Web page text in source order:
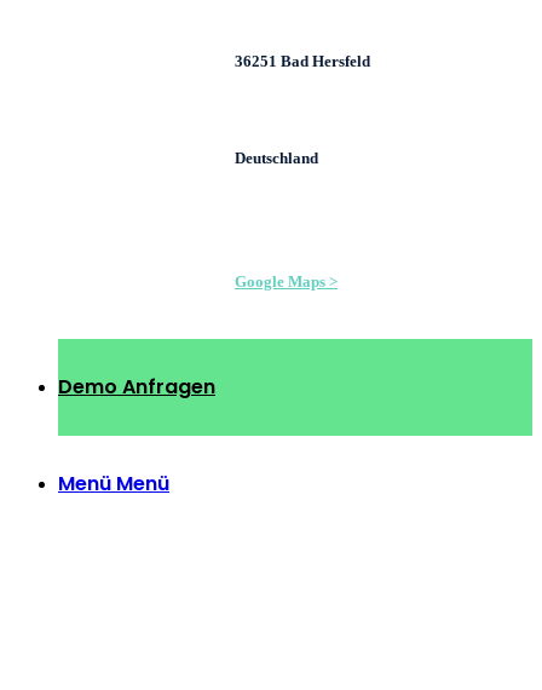
36251 Bad Hersfeld
Deutschland
Google Maps >
Demo Anfragen
Menü Menü